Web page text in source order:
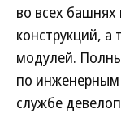
во всех
конструкций, а
модулей.
по
службе